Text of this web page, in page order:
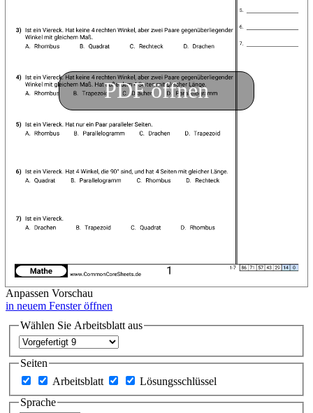
PDF öffnen
Anpassen Vorschau
in neuem Fenster öffnen
Wählen Sie Arbeitsblatt aus
Seiten
Arbeitsblatt
Lösungsschlüssel
Sprache